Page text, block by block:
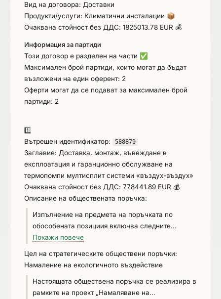
Доставка, монтаж, въвеждане в експлоатация и
гаранционно обслужване на термопомпи
Обособена позиция № 2. Доставка, монтаж,
въвеждане в експлоатация и гаранционно
обслужване на термопомпи «въздух-вода»
Изпълнението на предмета на поръчката по
двете обособени позиции включва следните
дейности: ​​​​​​​ - Доставка в имота, монтаж и
отоплителни устройства; - Инструктаж на
крайния получател на място при доставката,
както и писмени инструкции за експлоатация и
поддръжка на новата отоплителна инсталация; -
Заснемане на монтираните устройства; -
Гаранционно обслужване в гаранционния срок
на новото отоплително устройство, който не
може да е по-кратък от 24 месеца; - Годишен
технически преглед на новата отоплителна
инсталация между два отоплителни сезона в
зададените и утвърдени технически параметри.
Вид на договора: Доставки
Продукти/услуги: Климатични инсталации 📦
Очаквана стойност без ДДС: 1825013.78 EUR 💰
Информация за партиди
Този договор е разделен на части ✅
Максимален брой партиди, които могат да бъдат
възложени на един оферент: 2
Оферти могат да се подават за максимален брой
партиди: 2
1️⃣
Вътрешен идентификатор:
588879
Заглавие: Доставка, монтаж, въвеждане в
експлоатация и гаранционно обслужване на
термопомпи мултисплит системи «въздух-въздух»
Очаквана стойност без ДДС: 778441.89 EUR 💰
Описание на обществената поръчка:
Изпълнение на предмета на поръчката по
обособената позициия включва следните
дейности: - ​​​​​​​Доставка в имота, монтаж и
устройства за битово отопление в имотите на
крайните получатели на заявените нови
отоплителни устройства; - Инструктаж на
крайния получател на място при доставката,
Покажи повече
Цел на стратегическите обществени поръчки:
Намаление на екологичното въздействие
Настоящата обществена поръчка се реализира в
рамките на проект „Намаляване на